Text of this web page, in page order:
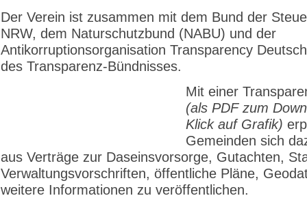
Der Verein ist zusammen mit dem Bund der
NRW, dem Naturschutzbund (NABU) und der
Antikorruptionsorganisation Transparency
des Transparenz-Bündnisses.
Mit einer
(als PDF zum
Klick auf Grafik)
Gemeinden sich
aus Verträge zur Daseinsvorsorge, Gutachten,
Verwaltungsvorschriften, öffentliche Pläne,
weitere Informationen zu veröffentlichen.